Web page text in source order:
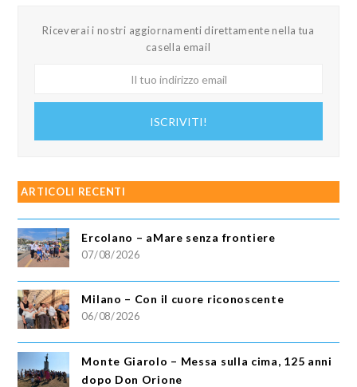
Riceverai i nostri aggiornamenti direttamente nella tua
casella email
ISCRIVITI!
ARTICOLI RECENTI
Ercolano – aMare senza frontiere
07/08/2026
Milano – Con il cuore riconoscente
06/08/2026
Monte Giarolo – Messa sulla cima, 125 anni
dopo Don Orione